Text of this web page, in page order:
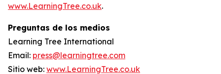
www.LearningTree.co.uk.
Preguntas de los medios
Learning Tree International
Email: press@learningtree.com
Sitio web: www.LearningTree.co.uk